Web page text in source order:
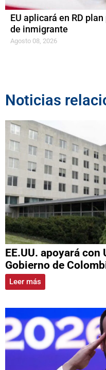
EU aplicará en RD
de inmigrante
Agosto 08, 2026
Noticias
EE.UU. apoyará
Gobierno de
Leer más